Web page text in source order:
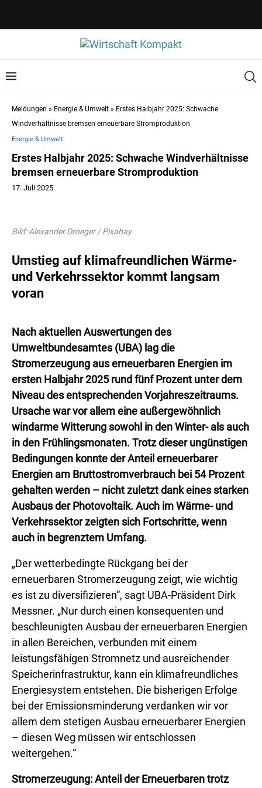
Meldungen » Energie & Umwelt » Erstes Halbjahr 2025: Schwache
Windverhältnisse bremsen erneuerbare Stromproduktion
Energie & Umwelt
Erstes Halbjahr 2025: Schwache Windverhältnisse
bremsen erneuerbare Stromproduktion
17. Juli 2025
Bild: Alexander Droeger / Pixabay
Umstieg auf klimafreundlichen Wärme-
und Verkehrssektor kommt langsam
voran
Nach aktuellen Auswertungen des
Umweltbundesamtes (UBA) lag die
Stromerzeugung aus erneuerbaren Energien im
ersten Halbjahr 2025 rund fünf Prozent unter dem
Niveau des entsprechenden Vorjahreszeitraums.
Ursache war vor allem eine außergewöhnlich
windarme Witterung sowohl in den Winter- als auch
in den Frühlingsmonaten. Trotz dieser ungünstigen
Bedingungen konnte der Anteil erneuerbarer
Energien am Bruttostromverbrauch bei 54 Prozent
gehalten werden – nicht zuletzt dank eines starken
Ausbaus der Photovoltaik. Auch im Wärme- und
Verkehrssektor zeigten sich Fortschritte, wenn
auch in begrenztem Umfang.
„Der wetterbedingte Rückgang bei der
erneuerbaren Stromerzeugung zeigt, wie wichtig
es ist zu diversifizieren“, sagt ⁠UBA⁠-Präsident Dirk
Messner. „Nur durch einen konsequenten und
beschleunigten Ausbau der erneuerbaren Energien
in allen Bereichen, verbunden mit einem
leistungsfähigen Stromnetz und ausreichender
Speicherinfrastruktur, kann ein klimafreundliches
Energiesystem entstehen. Die bisherigen Erfolge
bei der Emissionsminderung verdanken wir vor
allem dem stetigen Ausbau erneuerbarer Energien
– diesen Weg müssen wir entschlossen
weitergehen.“
Stromerzeugung: Anteil der Erneuerbaren trotz